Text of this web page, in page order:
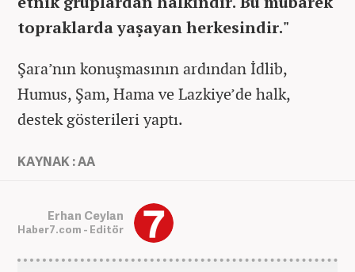
topraklarda yaşayan herkesindir."
Şara’nın konuşmasının ardından İdlib,
Humus, Şam, Hama ve Lazkiye’de halk,
destek gösterileri yaptı.
KAYNAK : AA
Erhan Ceylan
Haber7.com - Editör